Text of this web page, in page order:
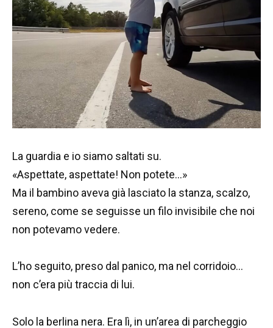
La guardia e io siamo saltati su.
«Aspettate, aspettate! Non potete…»
Ma il bambino aveva già lasciato la stanza, scalzo,
sereno, come se seguisse un filo invisibile che noi
non potevamo vedere.
L’ho seguito, preso dal panico, ma nel corridoio…
non c’era più traccia di lui.
Solo la berlina nera. Era lì, in un’area di parcheggio